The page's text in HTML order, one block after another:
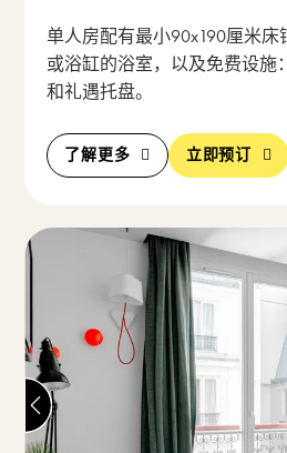
单人房配有最小90x190厘米
或浴缸的浴室，以及免费设施
和礼遇托盘。
了解更多 立即预订